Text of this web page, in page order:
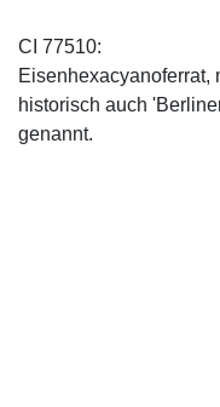
CI 77510:
Eisenhexacyanoferrat,
historisch auch
genannt.